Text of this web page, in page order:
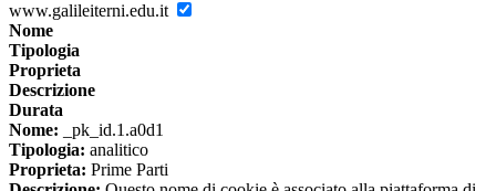
www.galileiterni.edu.it
Nome
Tipologia
Proprieta
Descrizione
Durata
Nome: _pk_id.1.a0d1
Tipologia: analitico
Proprieta: Prime Parti